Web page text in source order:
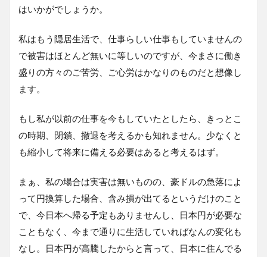
はいかがでしょうか。
私はもう隠居生活で、仕事らしい仕事もしていませんの
で被害はほとんど無いに等しいのですが、今まさに働き
盛りの方々のご苦労、ご心労はかなりのものだと想像し
ます。
もし私が以前の仕事を今もしていたとしたら、きっとこ
の時期、閉鎖、撤退を考えるかも知れません。少なくと
も縮小して将来に備える必要はあると考えるはず。
まぁ、私の場合は実害は無いものの、豪ドルの急落によ
って円換算した場合、含み損が出てるというだけのこと
で、今日本へ帰る予定もありませんし、日本円が必要な
こともなく、今まで通りに生活していればなんの変化も
なし。日本円が高騰したからと言って、日本に住んでる